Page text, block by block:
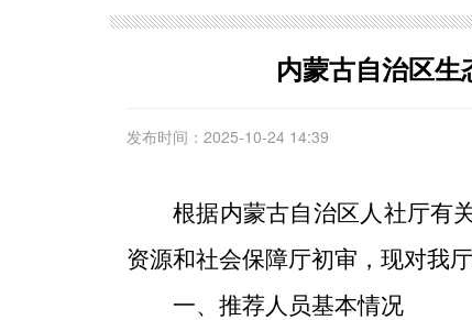
内蒙古自治区
发布时间：2025-10-24 14:39
根据内蒙古自治区人社厅有
资源和社会保障厅初审，现对我
一、推荐人员基本情况